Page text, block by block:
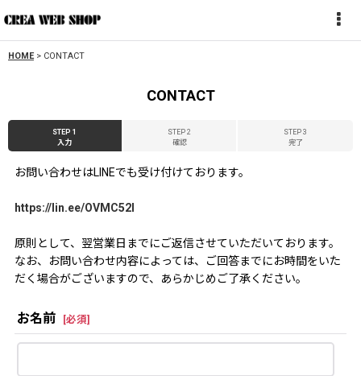
HOME > CONTACT
CONTACT
STEP 1
入力
STEP 2
確認
STEP 3
完了
お問い合わせはLINEでも受け付けております。
https://lin.ee/OVMC52l
原則として、翌営業日までにご返信させていただいております。
なお、お問い合わせ内容によっては、ご回答までにお時間をいた
だく場合がございますので、あらかじめご了承ください。
お名前 [必須]